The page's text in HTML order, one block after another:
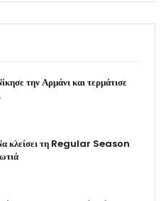
την Αρμάνι και τερμάτισε
κλείσει τη Regular Season